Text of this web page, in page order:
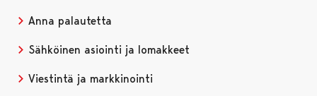
Anna palautetta
Sähköinen asiointi ja lomakkeet
Viestintä ja markkinointi